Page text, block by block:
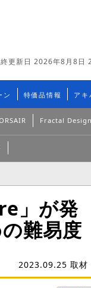
更新日 2026年8月8日
ン 特価品情報 アキ
Fractal
」が発
難易度
2023.09.25 取材